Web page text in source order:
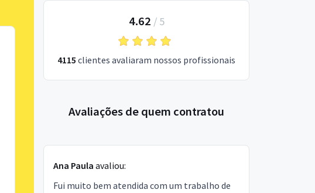
4.62 / 5
4115 clientes avaliaram nossos profissionais
Avaliações de quem contratou
Ana Paula avaliou:
Fui muito bem atendida com um trabalho de